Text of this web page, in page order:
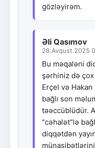
gözləyirəm.
Əli Qasımov
28.Avqust.2025
Bu məqaləni
şərhiniz də çox
Erçel və Hakan
bağlı son
təəccüblüdür.
"cəhalət"lə
diqqətdən